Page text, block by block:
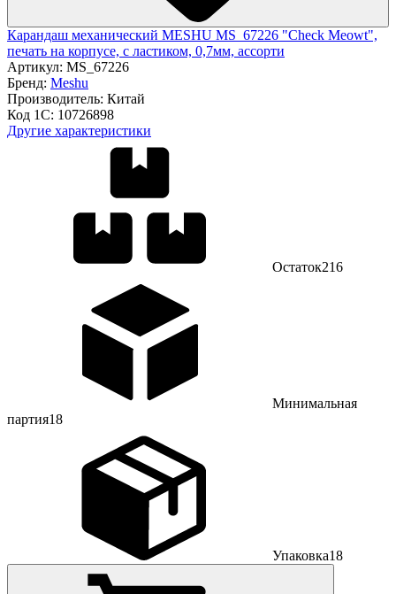
Карандаш механический MESHU MS_67226 "Check Meowt",
печать на корпусе, с ластиком, 0,7мм, ассорти
Артикул: MS_67226
Бренд: Meshu
Производитель: Китай
Код 1С: 10726898
Другие характеристики
Остаток216
Минимальная
партия18
Упаковка18